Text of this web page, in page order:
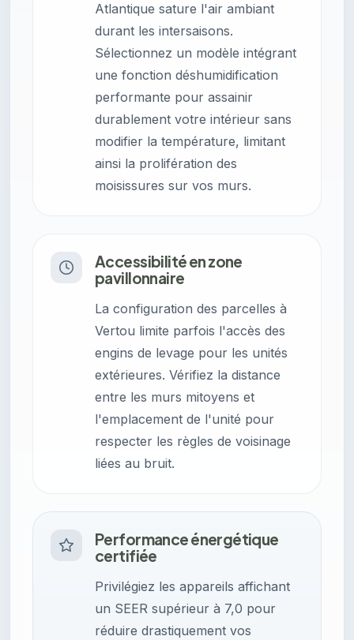
Atlantique sature l'air ambiant
durant les intersaisons.
Sélectionnez un modèle intégrant
une fonction déshumidification
performante pour assainir
durablement votre intérieur sans
modifier la température, limitant
ainsi la prolifération des
moisissures sur vos murs.
Accessibilité en zone
pavillonnaire
La configuration des parcelles à
Vertou limite parfois l'accès des
engins de levage pour les unités
extérieures. Vérifiez la distance
entre les murs mitoyens et
l'emplacement de l'unité pour
respecter les règles de voisinage
liées au bruit.
Performance énergétique
certifiée
Privilégiez les appareils affichant
un SEER supérieur à 7,0 pour
réduire drastiquement vos